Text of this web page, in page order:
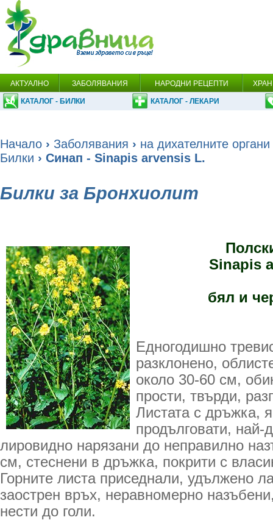
АКТУАЛНО ЗАБОЛЯВАНИЯ НАРОДНИ РЕЦЕПТИ
КАТАЛОГ - БИЛКИ КАТАЛОГ - ЛЕКАРИ
Начало › Заболявания › на дихателните
Билки › Синап - Sinapis arvensis L.
Билки за Бронхиолит
Sinapis
бял и
Едногодишно
разклонено,
около 30-60 см,
прости, твърди,
Листата с дръжка,
продълговати, най-
лировидно нарязани до неправилно
см, стеснени в дръжка, покрити с
Горните листа приседнали, удъл­жено
заострен връх, неравномерно
нести до голи.